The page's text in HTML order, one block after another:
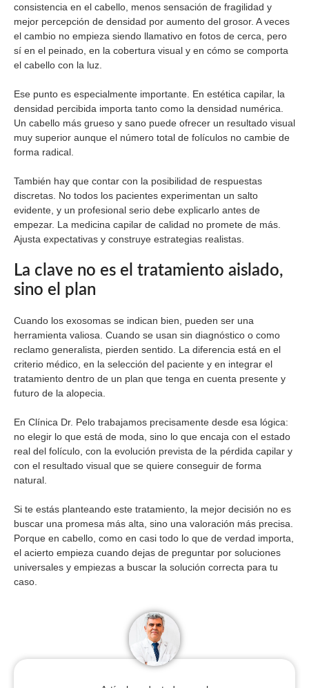
consistencia en el cabello, menos sensación de fragilidad y
mejor percepción de densidad por aumento del grosor. A veces
el cambio no empieza siendo llamativo en fotos de cerca, pero
sí en el peinado, en la cobertura visual y en cómo se comporta
el cabello con la luz.
Ese punto es especialmente importante. En estética capilar, la
densidad percibida importa tanto como la densidad numérica.
Un cabello más grueso y sano puede ofrecer un resultado visual
muy superior aunque el número total de folículos no cambie de
forma radical.
También hay que contar con la posibilidad de respuestas
discretas. No todos los pacientes experimentan un salto
evidente, y un profesional serio debe explicarlo antes de
empezar. La medicina capilar de calidad no promete de más.
Ajusta expectativas y construye estrategias realistas.
La clave no es el tratamiento aislado,
sino el plan
Cuando los exosomas se indican bien, pueden ser una
herramienta valiosa. Cuando se usan sin diagnóstico o como
reclamo generalista, pierden sentido. La diferencia está en el
criterio médico, en la selección del paciente y en integrar el
tratamiento dentro de un plan que tenga en cuenta presente y
futuro de la alopecia.
En Clínica Dr. Pelo trabajamos precisamente desde esa lógica:
no elegir lo que está de moda, sino lo que encaja con el estado
real del folículo, con la evolución prevista de la pérdida capilar y
con el resultado visual que se quiere conseguir de forma
natural.
Si te estás planteando este tratamiento, la mejor decisión no es
buscar una promesa más alta, sino una valoración más precisa.
Porque en cabello, como en casi todo lo que de verdad importa,
el acierto empieza cuando dejas de preguntar por soluciones
universales y empiezas a buscar la solución correcta para tu
caso.